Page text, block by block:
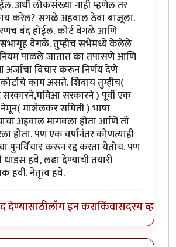
अर्धी लोकसंख्या नाही म्हणेल तर
करेल? सगळे अहवाल ठेवा बाजूला.
बंद होईल. कोर्ट वेगळे आणि
सभागृह वेगळे. तुम्हीच सभेमध्ये केलेले
पाळले जातात का तपासणे आणि
विचार करून निर्णय देणे
काम असते. शिवाय तुम्हीच(
सरकारने,मविआ सरकारने ) पूर्वी एक
माशेलकर समिती ) भाषा
अहवाल मागवला होता आणि तो
होता. पण एक वर्षानंतर कोणत्याही
पुनर्विचार करून रद्द करता येतोच. पण
धाडस हवे, लढा देण्याची तयारी
हवी. नेतृत्व हवे.
देण्यासाठीलॉग इन कराकिंवासदस्य व्हा